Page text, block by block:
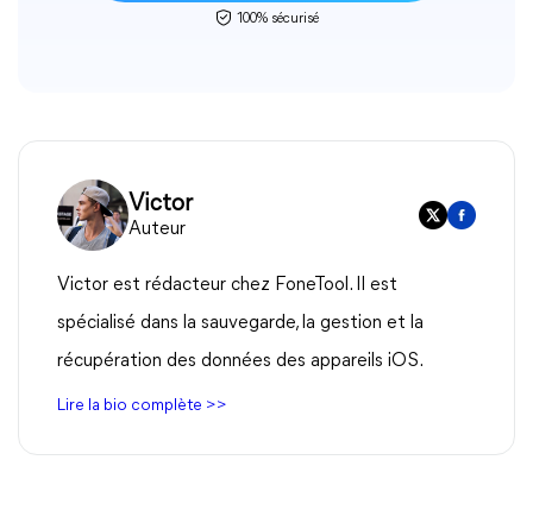
100% sécurisé
Victor
Auteur
Victor est rédacteur chez FoneTool. Il est
spécialisé dans la sauvegarde, la gestion et la
récupération des données des appareils iOS.
Lire la bio complète >>